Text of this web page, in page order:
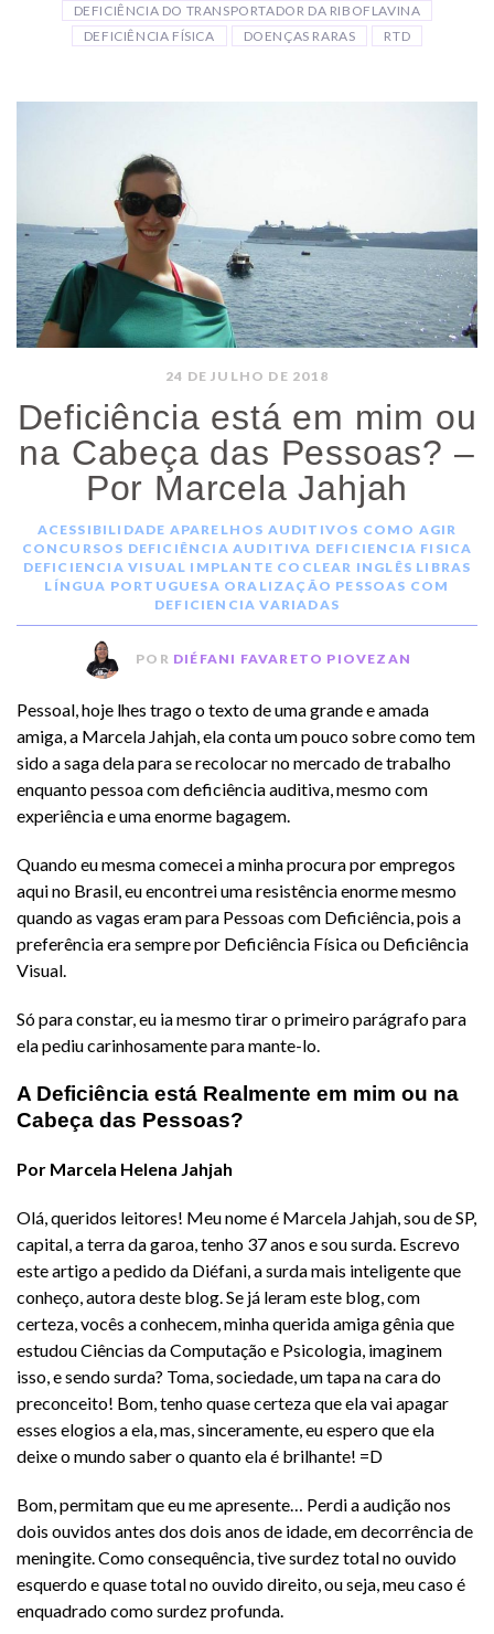
DEFICIÊNCIA DO TRANSPORTADOR DA RIBOFLAVINA
DEFICIÊNCIA FÍSICA
DOENÇAS RARAS RTD
24 DE JULHO DE 2018
Deficiência está em mim ou
na Cabeça das Pessoas? –
Por Marcela Jahjah
ACESSIBILIDADE APARELHOS AUDITIVOS COMO AGIR
CONCURSOS DEFICIÊNCIA AUDITIVA DEFICIENCIA FISICA
DEFICIENCIA VISUAL IMPLANTE COCLEAR INGLÊS LIBRAS
LÍNGUA PORTUGUESA ORALIZAÇÃO PESSOAS COM
DEFICIENCIA VARIADAS
POR DIÉFANI FAVARETO PIOVEZAN
Pessoal, hoje lhes trago o texto de uma grande e amada
amiga, a Marcela Jahjah, ela conta um pouco sobre como tem
sido a saga dela para se recolocar no mercado de trabalho
enquanto pessoa com deficiência auditiva, mesmo com
experiência e uma enorme bagagem.
Quando eu mesma comecei a minha procura por empregos
aqui no Brasil, eu encontrei uma resistência enorme mesmo
quando as vagas eram para Pessoas com Deficiência, pois a
preferência era sempre por Deficiência Física ou Deficiência
Visual.
Só para constar, eu ia mesmo tirar o primeiro parágrafo para
ela pediu carinhosamente para mante-lo.
A Deficiência está Realmente em mim ou na
Cabeça das Pessoas?
Por Marcela Helena Jahjah
Olá, queridos leitores! Meu nome é Marcela Jahjah, sou de SP,
capital, a terra da garoa, tenho 37 anos e sou surda. Escrevo
este artigo a pedido da Diéfani, a surda mais inteligente que
conheço, autora deste blog. Se já leram este blog, com
certeza, vocês a conhecem, minha querida amiga gênia que
estudou Ciências da Computação e Psicologia, imaginem
isso, e sendo surda? Toma, sociedade, um tapa na cara do
preconceito! Bom, tenho quase certeza que ela vai apagar
esses elogios a ela, mas, sinceramente, eu espero que ela
deixe o mundo saber o quanto ela é brilhante! =D
Bom, permitam que eu me apresente… Perdi a audição nos
dois ouvidos antes dos dois anos de idade, em decorrência de
meningite. Como consequência, tive surdez total no ouvido
esquerdo e quase total no ouvido direito, ou seja, meu caso é
enquadrado como surdez profunda.